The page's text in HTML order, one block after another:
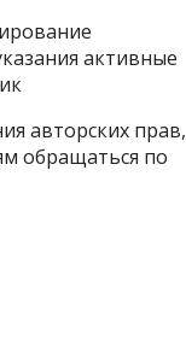
активные
авторских прав,
обращаться по